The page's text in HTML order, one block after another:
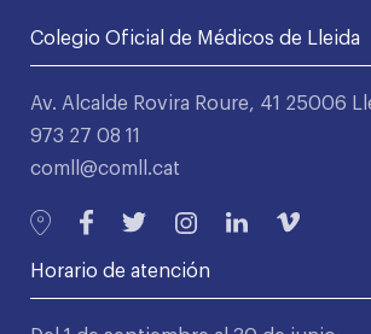
Colegio Oficial de Médicos de Lleida
Av. Alcalde Rovira Roure, 41 25006
973 27 08 11
comll@comll.cat
Horario de atención